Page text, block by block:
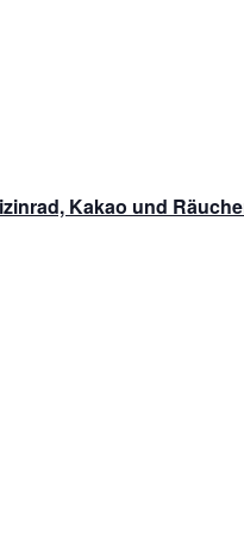
Kakao und